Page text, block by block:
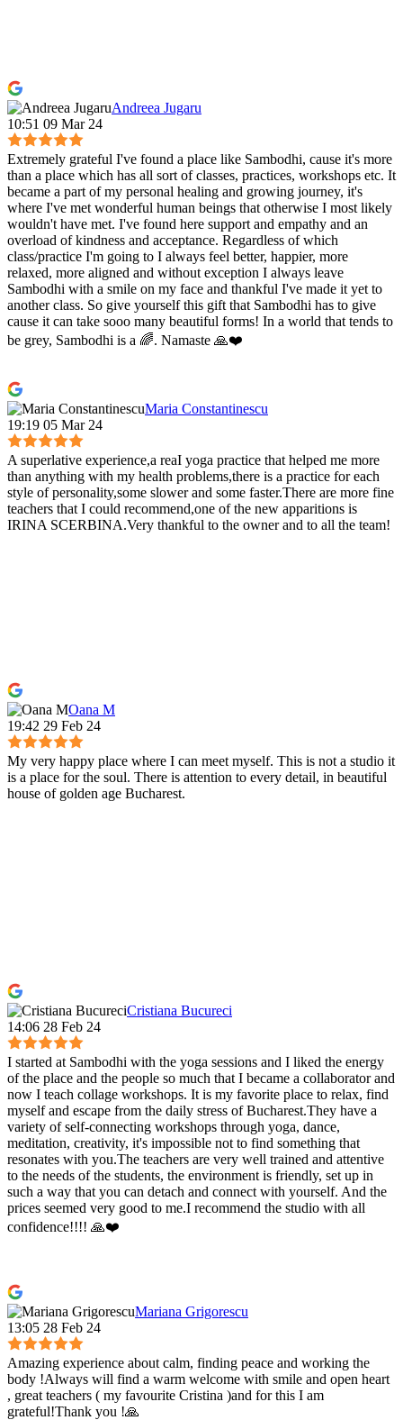
Andreea Jugaru
10:51 09 Mar 24
Extremely grateful I've found a place like Sambodhi, cause it's more
than a place which has all sort of classes, practices, workshops etc. It
became a part of my personal healing and growing journey, it's
where I've met wonderful human beings that otherwise I most likely
wouldn't have met. I've found here support and empathy and an
overload of kindness and acceptance. Regardless of which
class/practice I'm going to I always feel better, happier, more
relaxed, more aligned and without exception I always leave
Sambodhi with a smile on my face and thankful I've made it yet to
another class. So give yourself this gift that Sambodhi has to give
cause it can take sooo many beautiful forms! In a world that tends to
be grey, Sambodhi is a 🌈. Namaste 🙏❤️
Maria Constantinescu
19:19 05 Mar 24
A superlative experience,a reaI yoga practice that helped me more
than anything with my health problems,there is a practice for each
style of personality,some slower and some faster.There are more fine
teachers that I could recommend,one of the new apparitions is
IRINA SCERBINA.Very thankful to the owner and to all the team!
Oana M
19:42 29 Feb 24
My very happy place where I can meet myself. This is not a studio it
is a place for the soul. There is attention to every detail, in beautiful
house of golden age Bucharest.
Cristiana Bucureci
14:06 28 Feb 24
I started at Sambodhi with the yoga sessions and I liked the energy
of the place and the people so much that I became a collaborator and
now I teach collage workshops. It is my favorite place to relax, find
myself and escape from the daily stress of Bucharest.They have a
variety of self-connecting workshops through yoga, dance,
meditation, creativity, it's impossible not to find something that
resonates with you.The teachers are very well trained and attentive
to the needs of the students, the environment is friendly, set up in
such a way that you can detach and connect with yourself. And the
prices seemed very good to me.I recommend the studio with all
confidence!!!! 🙏❤️
Mariana Grigorescu
13:05 28 Feb 24
Amazing experience about calm, finding peace and working the
body !Always will find a warm welcome with smile and open heart
, great teachers ( my favourite Cristina )and for this I am
grateful!Thank you !🙏